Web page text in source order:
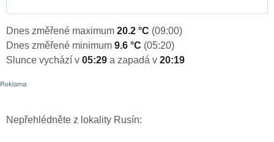
Dnes změřené maximum 20.2 °C (09:00)
Dnes změřené minimum 9.6 °C (05:20)
Slunce vychází v 05:29 a zapadá v 20:19
Nepřehlédněte z lokality Rusín: